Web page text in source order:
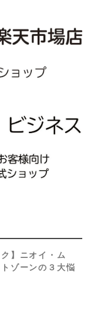
】ニオイ・ム
ゾーンの３大悩